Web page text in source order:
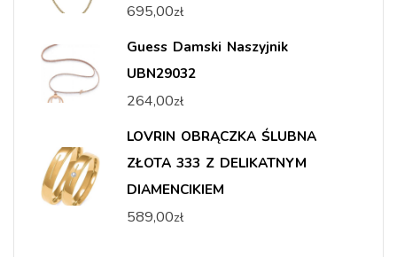
695,00zł
Guess Damski Naszyjnik
UBN29032
264,00zł
LOVRIN OBRĄCZKA ŚLUBNA
ZŁOTA 333 Z DELIKATNYM
DIAMENCIKIEM
589,00zł